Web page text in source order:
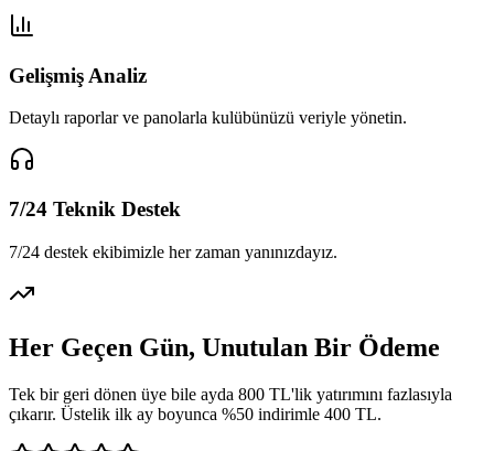
Gelişmiş Analiz
Detaylı raporlar ve panolarla kulübünüzü veriyle yönetin.
7/24 Teknik Destek
7/24 destek ekibimizle her zaman yanınızdayız.
Her Geçen Gün, Unutulan Bir Ödeme
Tek bir geri dönen üye bile ayda 800 TL'lik yatırımını fazlasıyla
çıkarır. Üstelik ilk ay boyunca %50 indirimle 400 TL.